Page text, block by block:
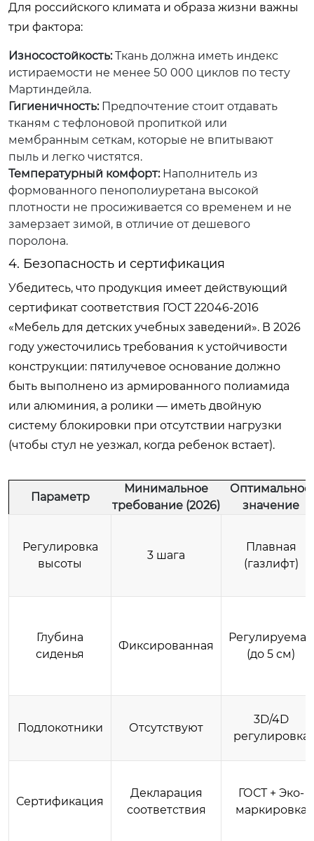
Для российского климата и образа жизни важны
три фактора:
Износостойкость:Ткань должна иметь индекс
истираемости не менее 50 000 циклов по тесту
Мартиндейла.
Гигиеничность:Предпочтение стоит отдавать
тканям с тефлоновой пропиткой или
мембранным сеткам, которые не впитывают
пыль и легко чистятся.
Температурный комфорт:Наполнитель из
формованного пенополиуретана высокой
плотности не просиживается со временем и не
замерзает зимой, в отличие от дешевого
поролона.
4. Безопасность и сертификация
Убедитесь, что продукция имеет действующий
сертификат соответствия ГОСТ 22046-2016
«Мебель для детских учебных заведений». В 2026
году ужесточились требования к устойчивости
конструкции: пятилучевое основание должно
быть выполнено из армированного полиамида
или алюминия, а ролики — иметь двойную
систему блокировки при отсутствии нагрузки
(чтобы стул не уезжал, когда ребенок встает).
Параметр
Минимальное
требование (2026)
Оптимальное
значение
Регулировка
высоты
3 шага
Плавная
(газлифт)
Глубина
сиденья
Фиксированная
Регулируемая
(до 5 см)
Подлокотники Отсутствуют
3D/4D
регулировка
Сертификация
Декларация
соответствия
ГОСТ + Эко-
маркировка